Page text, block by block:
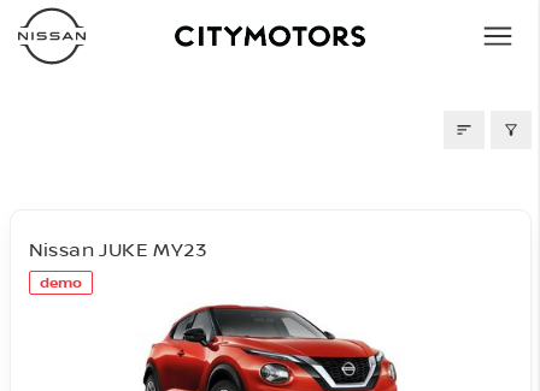
demo
Nissan JUKE MY23